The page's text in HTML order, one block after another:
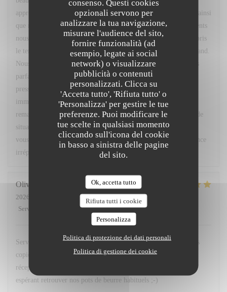
consenso. Questi cookies
opzionali servono per
analizzare la tua navigazione,
misurare l'audience del sito,
fornire funzionalità (ad
esempio, legate ai social
network) o visualizzare
pubblicità o contenuti
personalizzati. Clicca su
'Accetta tutto', 'Rifiuta tutto' o
'Personalizza' per gestire le tue
preferenze. Puoi modificare le
tue scelte in qualsiasi momento
cliccando sull'icona del cookie
in basso a sinistra delle pagine
del sito.
Ok, accetta tutto
Rifiuta tutti i cookie
Personalizza
Politica di protezione dei dati personali
Politica di gestione dei cookie
appréciez régulièrement notre restaurant, son cadre, l'ambiance ainsi
que notre menu du marché. Votre confiance et vos encouragements
nous font très plaisir. Nous vous remercions également d'avoir pris
le temps de nous signaler le retard concernant votre café gourmand.
Nous sommes sincèrement désolés pour cet oubli et comprenons
parfaitement la gêne occasionnée, d'autant plus que vous étiez
pressé. Nous sommes toutefois heureux d'avoir pu réagir
immédiatement en vous accordant un geste commercial. Vos
remarques ont été partagées avec notre équipe afin que ce type de
situation ne se reproduise pas. Nous espérons avoir le plaisir de
vous accueillir très prochainement pour vous offrir une expérience
irréprochable. Bien cordialement, L. Fornaro Maitre d'hôtel
Olivier
2026-07-28
- 20:00 - Ospiti 2
Servizio
Atmosfera: 5/5 Cucina: 5/5 Qualità / Prezzo
Service avenant et personnel souriant. Plats simples choisis mais
copieux. Merci Léa pour le service. Merci a hugo au bar et
réception. Nous reviendrons comme d habitude A la 113. En
espérant retrouver nos pots de beurre habituels ;-)